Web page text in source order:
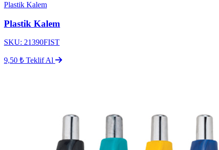
Plastik Kalem
Plastik Kalem
SKU: 21390FIST
9,50 ₺ Teklif Al